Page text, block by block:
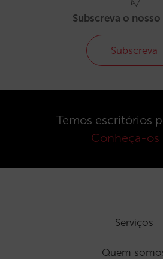
Subscreva o
Subscreva
Temos escritórios
Conheça-os
Serviços
Quem